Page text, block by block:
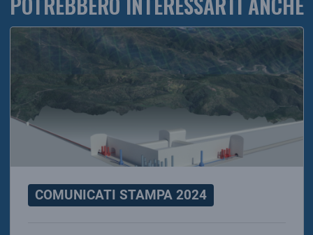
POTREBBERO INTERESSARTI ANCHE
COMUNICATI STAMPA 2024